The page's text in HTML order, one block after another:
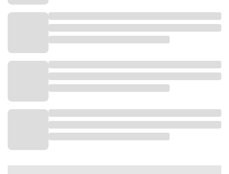
Meskipun prediksi telah disampaikan, Kemenag
tetap akan menggelar sidang isbat penetapan 1
Syawal 1446 H. Sidang ini dijadwalkan pada Sabtu, 29